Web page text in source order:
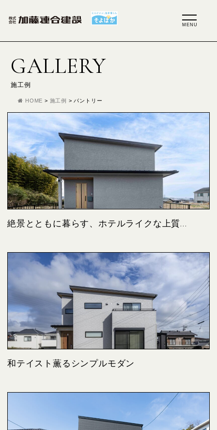
GALLERY
施工例
HOME > 施工例 > パントリー
絶景とともに暮らす、ホテルライクな上質...
和テイスト薫るシンプルモダン